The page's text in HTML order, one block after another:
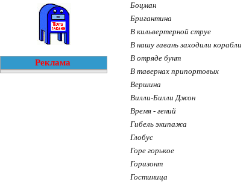
Реклама
Боцман
Бригантина
В кильвертерной струе
В нашу гавань заходили корабли
В отряде бунт
В тавернах припортовых
Вершина
Вилли-Билли Джон
Время - гений
Гибель экипажа
Глобус
Горе горькое
Горизонт
Гостиница